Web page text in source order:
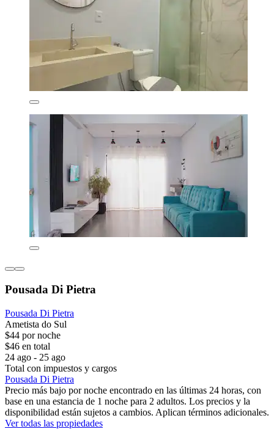
Pousada Di Pietra
Pousada Di Pietra
Ametista do Sul
$44 por noche
$46 en total
24 ago - 25 ago
Total con impuestos y cargos
Pousada Di Pietra
Precio más bajo por noche encontrado en las últimas 24 horas, con
base en una estancia de 1 noche para 2 adultos. Los precios y la
disponibilidad están sujetos a cambios. Aplican términos adicionales.
Ver todas las propiedades